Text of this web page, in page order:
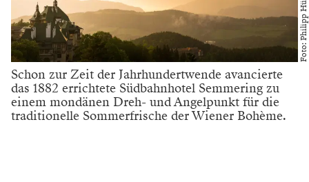
Foto: Philipp Hütter
Schon zur Zeit der Jahrhundertwende avancierte
das 1882 errichtete Südbahnhotel Semmering zu
einem mondänen Dreh- und Angelpunkt für die
traditionelle Sommerfrische der Wiener Bohème.